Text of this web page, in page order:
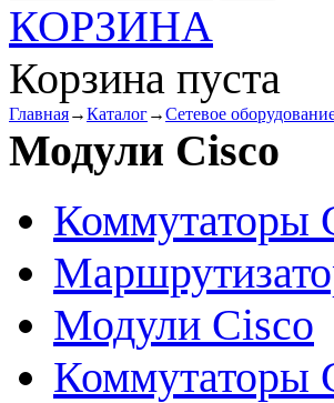
КОРЗИНА
Корзина пуста
Главная→Каталог→Сетевое
Модули Cisco
Коммутаторы
Модули Cisco
Коммутаторы